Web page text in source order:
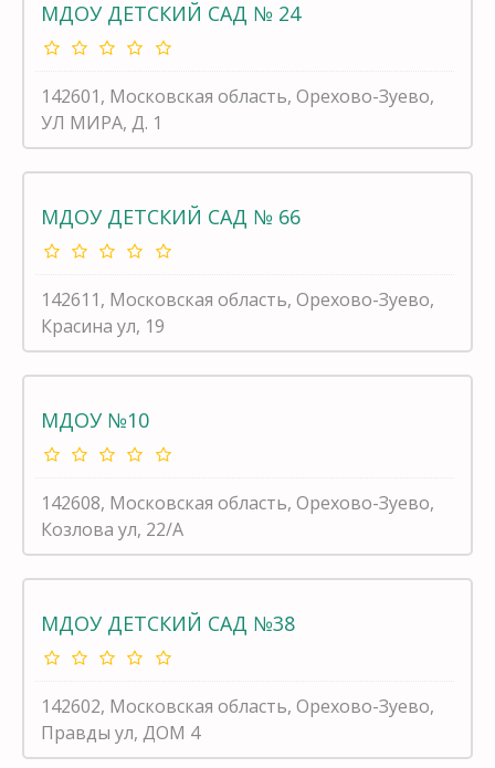
МДОУ ДЕТСКИЙ САД № 24
142601, Московская область, Орехово-Зуево,
УЛ МИРА, Д. 1
МДОУ ДЕТСКИЙ САД № 66
142611, Московская область, Орехово-Зуево,
Красина ул, 19
МДОУ №10
142608, Московская область, Орехово-Зуево,
Козлова ул, 22/А
МДОУ ДЕТСКИЙ САД №38
142602, Московская область, Орехово-Зуево,
Правды ул, ДОМ 4